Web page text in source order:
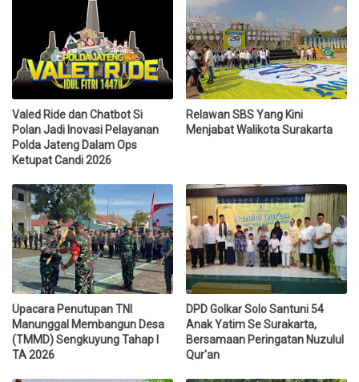
Valed Ride dan Chatbot Si
Polan Jadi Inovasi Pelayanan
Polda Jateng Dalam Ops
Ketupat Candi 2026
Relawan SBS Yang Kini
Menjabat Walikota Surakarta
Upacara Penutupan TNI
Manunggal Membangun Desa
(TMMD) Sengkuyung Tahap I
TA 2026
DPD Golkar Solo Santuni 54
Anak Yatim Se Surakarta,
Bersamaan Peringatan Nuzulul
Qur'an